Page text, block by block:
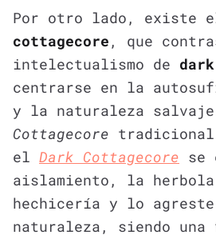
Por otro lado, existe
cottagecore , que
intelectualismo de
centrarse en la
y la naturaleza
Cottagecore
el Dark Cottagecore se
aislamiento, la
hechicería y lo
naturaleza, siendo una